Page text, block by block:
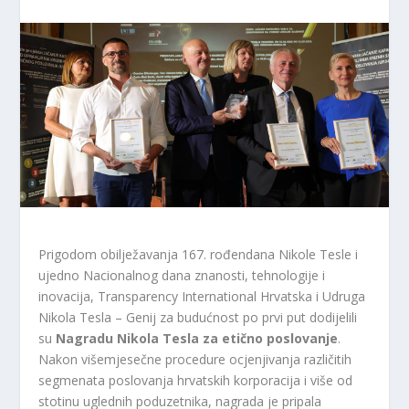
Prigodom obilježavanja 167. rođendana Nikole Tesle i
ujedno Nacionalnog dana znanosti, tehnologije i
inovacija, Transparency International Hrvatska i Udruga
Nikola Tesla – Genij za budućnost po prvi put dodijelili
su Nagradu Nikola Tesla za etično poslovanje.
Nakon višemjesečne procedure ocjenjivanja različitih
segmenata poslovanja hrvatskih korporacija i više od
stotinu uglednih poduzetnika, nagrada je pripala